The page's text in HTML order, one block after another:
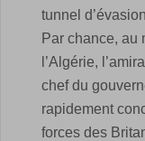
tunnel
Par chance, au
l’Algérie,
chef du
rapidement
forces des